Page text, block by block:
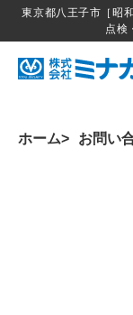
東京都八王子市［昭
点検
ホーム お問い